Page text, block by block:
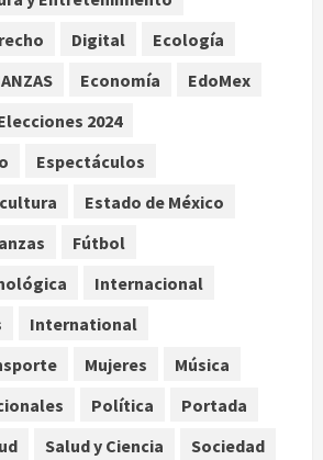
agosto 7, 2026
Internacional
Christopher Landau desmiente
visita a Islas Salomón
Capturan en Zapopan a ciudadano
estadounidense buscado por
agosto 7, 2026
Nacional Portada
Detienen al exgobernador de
obstrucción en el caso Ayotzinapa
Digital
Ecología
Economía
EdoMex
2024
Espectáculos
Estado de México
Fútbol
Internacional
International
Mujeres
Música
Política
Portada
Salud y Ciencia
Sociedad